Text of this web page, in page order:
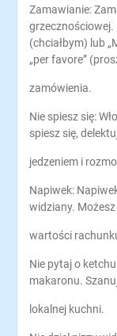
Zamawianie:
grzecznościowej.
(chciałbym) lub
„per favore”
zamówienia.
Nie spiesz się:
spiesz się,
jedzeniem i
Napiwek:
widziany.
wartości
Nie pytaj o
makaronu.
lokalnej kuchni.